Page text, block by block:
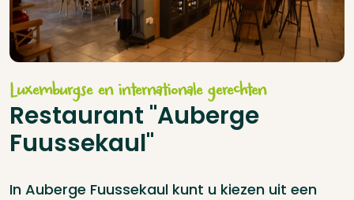
Luxemburgse en internationale gerechten
Restaurant "Auberge
Fuussekaul"
In Auberge Fuussekaul kunt u kiezen uit een